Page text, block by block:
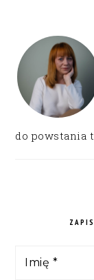
do powstania